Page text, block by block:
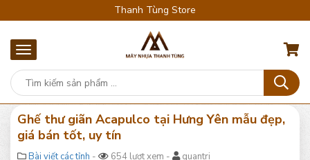
Thanh Tùng Store
Ghế thư giãn Acapulco tại Hưng Yên mẫu đẹp,
giá bán tốt, uy tín
Bài viết các tỉnh - 654 lượt xem - quantri